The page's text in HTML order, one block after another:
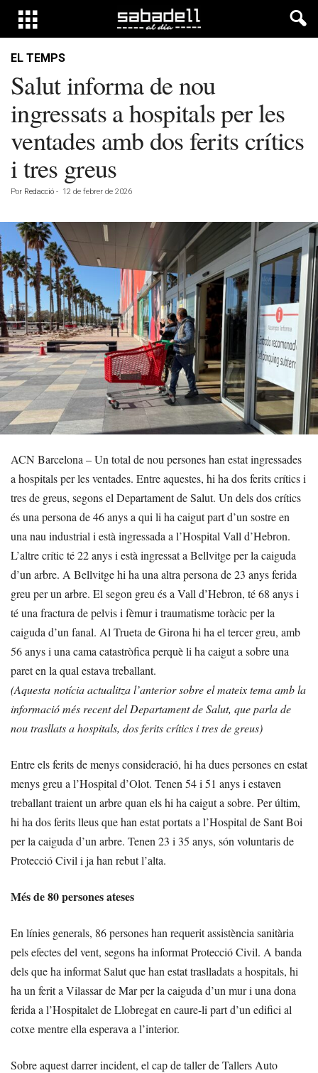
EL TEMPS
Salut informa de nou
ingressats a hospitals per les
ventades amb dos ferits crítics
i tres greus
Por Redacció - 12 de febrer de 2026
ACN Barcelona – Un total de nou persones han estat ingressades
a hospitals per les ventades. Entre aquestes, hi ha dos ferits crítics i
tres de greus, segons el Departament de Salut. Un dels dos crítics
és una persona de 46 anys a qui li ha caigut part d’un sostre en
una nau industrial i està ingressada a l’Hospital Vall d’Hebron.
L’altre crític té 22 anys i està ingressat a Bellvitge per la caiguda
d’un arbre. A Bellvitge hi ha una altra persona de 23 anys ferida
greu per un arbre. El segon greu és a Vall d’Hebron, té 68 anys i
té una fractura de pelvis i fèmur i traumatisme toràcic per la
caiguda d’un fanal. Al Trueta de Girona hi ha el tercer greu, amb
56 anys i una cama catastròfica perquè li ha caigut a sobre una
paret en la qual estava treballant.
(Aquesta notícia actualitza l’anterior sobre el mateix tema amb la
informació més recent del Departament de Salut, que parla de
nou trasllats a hospitals, dos ferits crítics i tres de greus)
Entre els ferits de menys consideració, hi ha dues persones en estat
menys greu a l’Hospital d’Olot. Tenen 54 i 51 anys i estaven
treballant traient un arbre quan els hi ha caigut a sobre. Per últim,
hi ha dos ferits lleus que han estat portats a l’Hospital de Sant Boi
per la caiguda d’un arbre. Tenen 23 i 35 anys, són voluntaris de
Protecció Civil i ja han rebut l’alta.
Més de 80 persones ateses
En línies generals, 86 persones han requerit assistència sanitària
pels efectes del vent, segons ha informat Protecció Civil. A banda
dels que ha informat Salut que han estat traslladats a hospitals, hi
ha un ferit a Vilassar de Mar per la caiguda d’un mur i una dona
ferida a l’Hospitalet de Llobregat en caure-li part d’un edifici al
cotxe mentre ella esperava a l’interior.
Sobre aquest darrer incident, el cap de taller de Tallers Auto